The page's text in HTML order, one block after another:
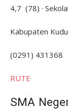
4,7 (78) ·
Kabupaten
(0291) 431368
RUTE
SMA